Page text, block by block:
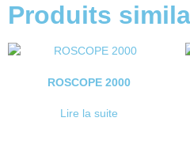
Produits
ROSCOPE 2000
Lire la suite